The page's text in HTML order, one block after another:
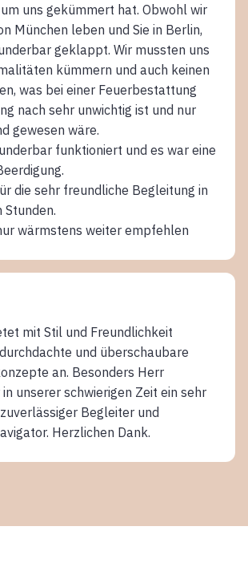
uns gekümmert hat. Obwohl wir
München leben und Sie in Berlin,
geklappt. Wir mussten uns
kümmern und auch keinen
was bei einer Feuerbestattung
nach sehr unwichtig ist und nur
gewesen wäre.
funktioniert und es war eine
die sehr freundliche Begleitung in
Stunden.
wärmstens weiter empfehlen
mit Stil und Freundlichkeit
und überschaubare
an. Besonders Herr
unserer schwierigen Zeit ein sehr
Begleiter und
Herzlichen Dank.